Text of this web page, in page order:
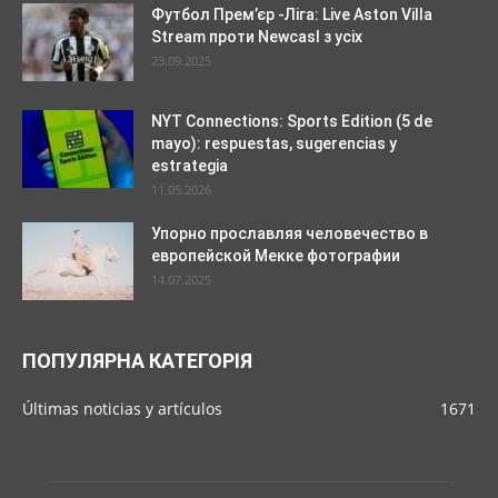
Футбол Прем’єр -Ліга: Live Aston Villa
Stream проти Newcasl з усіх
23.09.2025
NYT Connections: Sports Edition (5 de
mayo): respuestas, sugerencias y
estrategia
11.05.2026
Упорно прославляя человечество в
европейской Мекке фотографии
14.07.2025
ПОПУЛЯРНА КАТЕГОРІЯ
Últimas noticias y artículos 1671